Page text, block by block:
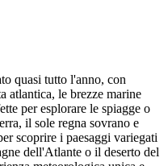
quasi tutto l'anno, con
atlantica, le brezze marine
per esplorare le spiagge o
il sole regna sovrano e
scoprire i paesaggi variegati
dell'Atlante o il deserto del